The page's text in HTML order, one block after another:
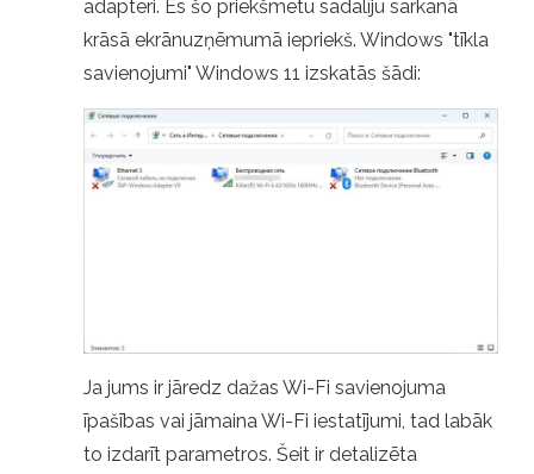
adapteri. Es šo priekšmetu sadalīju sarkanā
krāsā ekrānuzņēmumā iepriekš. Windows "tīkla
savienojumi" Windows 11 izskatās šādi:
Ja jums ir jāredz dažas Wi-Fi savienojuma
īpašības vai jāmaina Wi-Fi iestatījumi, tad labāk
to izdarīt parametros. Šeit ir detalizēta